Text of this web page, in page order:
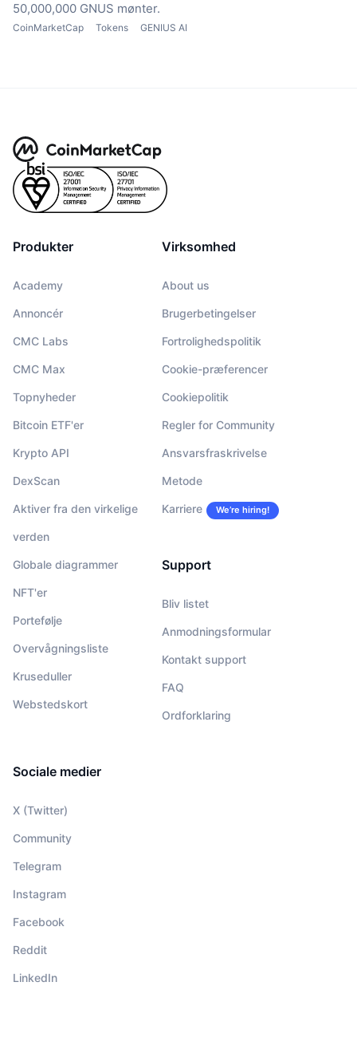
50,000,000 GNUS mønter.
CoinMarketCap Tokens GENIUS AI
Produkter
Academy
Annoncér
CMC Labs
CMC Max
Topnyheder
Bitcoin ETF'er
Krypto API
DexScan
Aktiver fra den virkelige
verden
Globale diagrammer
NFT'er
Portefølje
Overvågningsliste
Kruseduller
Webstedskort
Virksomhed
About us
Brugerbetingelser
Fortrolighedspolitik
Cookie-præferencer
Cookiepolitik
Regler for Community
Ansvarsfraskrivelse
Metode
Karriere We’re hiring!
Support
Bliv listet
Anmodningsformular
Kontakt support
FAQ
Ordforklaring
Sociale medier
X (Twitter)
Community
Telegram
Instagram
Facebook
Reddit
LinkedIn